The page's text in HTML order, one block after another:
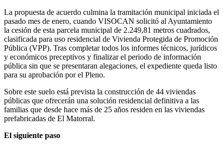
La propuesta de acuerdo culmina la tramitación municipal iniciada el
pasado mes de enero, cuando VISOCAN solicitó al Ayuntamiento
la cesión de esta parcela municipal de 2.249,81 metros cuadrados,
clasificada para uso residencial de Vivienda Protegida de Promoción
Pública (VPP). Tras completar todos los informes técnicos, jurídicos
y económicos preceptivos y finalizar el periodo de información
pública sin que se presentaran alegaciones, el expediente queda listo
para su aprobación por el Pleno.
Sobre este suelo está prevista la construcción de 44 viviendas
públicas que ofrecerán una solución residencial definitiva a las
familias que desde hace más de 25 años residen en las viviendas
prefabricadas de El Matorral.
El siguiente paso